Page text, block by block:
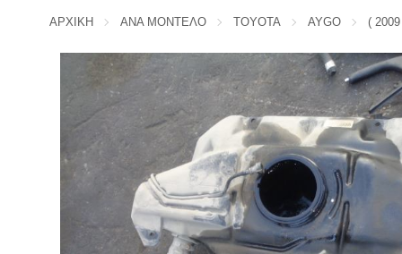
CITROEN
DACIA
DAIHATSU
DODGE
K
KIA
L
LADA
LANCIA
LANDROVER
LEXUS
ΑΡΧΙΚΗ ΑΝΑ ΜΟΝΤΕΛΟ TOYOTA AYGO (